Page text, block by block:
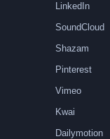
LinkedIn
SoundCloud
Shazam
Pinterest
Vimeo
Kwai
Dailymotion